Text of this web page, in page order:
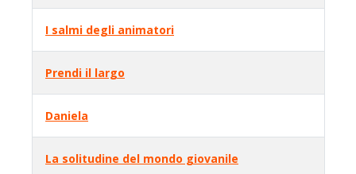
I salmi degli animatori
Prendi il largo
Daniela
La solitudine del mondo giovanile